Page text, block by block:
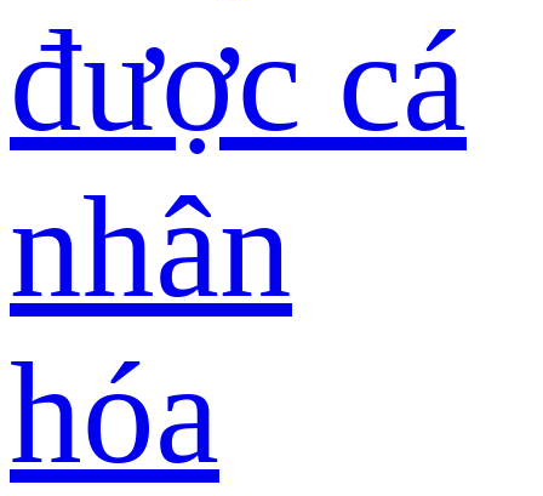
được cá
nhân
hóa